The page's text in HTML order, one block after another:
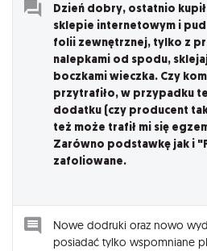
Dzień dobry, ostatnio
sklepie internetowym i
folii zewnętrznej, tylko z
nalepkami od spodu,
boczkami wieczka. Czy
przytrafiło, w przypadku
dodatku (czy producent
też może trafił mi się
Zarówno podstawkę jak i
zafoliowane.
Nowe dodruki oraz nowo
posiadać tylko wspomniane